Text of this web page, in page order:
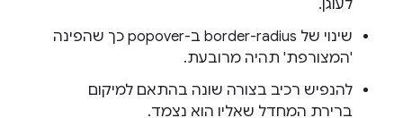
לעוגן.
שינוי של border-radius ב-popover כך שהפינה
'המצורפת' תהיה מרובעת.
להנפיש רכיב בצורה שונה בהתאם למיקום
ברירת המחדל שאליו הוא נצמד.